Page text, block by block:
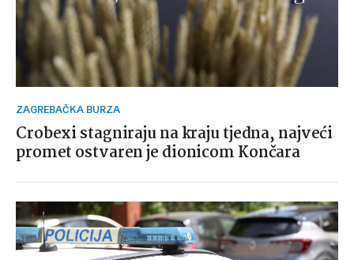
ZAGREBAČKA BURZA
Crobexi stagniraju na kraju tjedna, najveći
promet ostvaren je dionicom Končara